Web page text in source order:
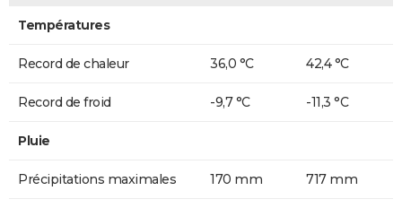
Températures
Record de chaleur 36,0 °C 42,4 °C
Record de froid -9,7 °C -11,3 °C
Pluie
Précipitations maximales 170 mm 717 mm